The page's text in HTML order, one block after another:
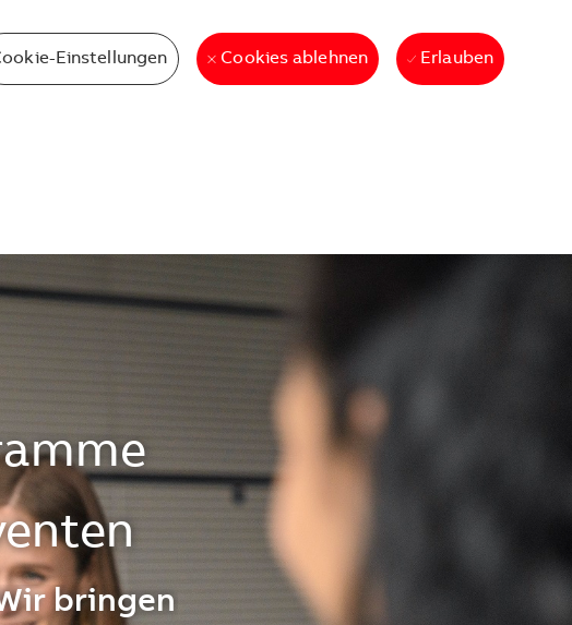
Einstellungen Cookies ablehnen Erlauben
bringen